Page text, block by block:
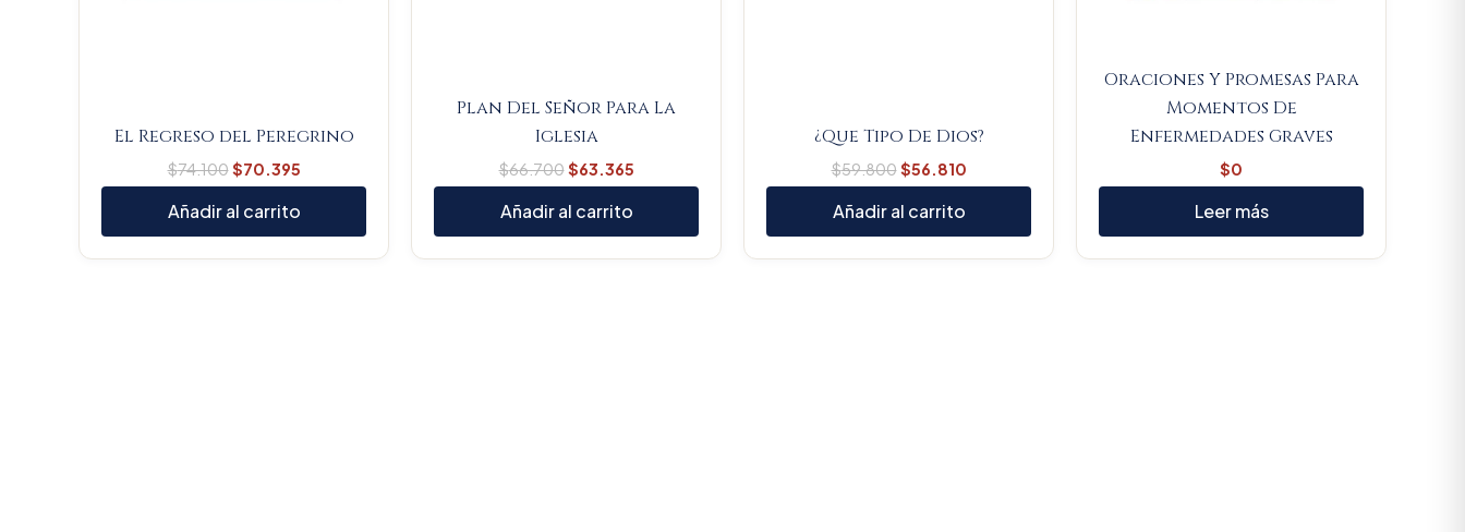
El Regreso del Peregrino
$74.100$70.395
Añadir al carrito
Plan Del Señor Para La
Iglesia
$66.700$63.365
Añadir al carrito
¿Que Tipo De Dios?
$59.800$56.810
Añadir al carrito
Oraciones Y Promesas Para
Momentos De
Enfermedades Graves
$0
Leer más